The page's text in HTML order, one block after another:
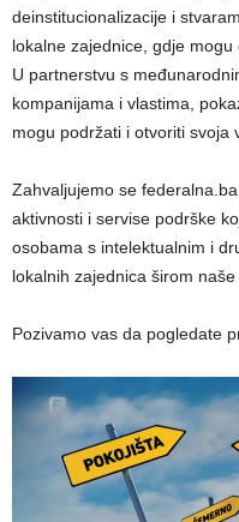
deinstitucionalizacije i
lokalne zajednice, gdje
U partnerstvu s
kompanijama i vlastima,
mogu podržati i otvoriti svoja
Zahvaljujemo se
aktivnosti i servise podrške
osobama s intelektualnim i
lokalnih zajednica širom naše
Pozivamo vas da pogledate